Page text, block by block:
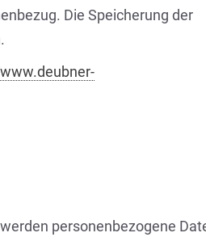
Die Speicherung der
werden personenbezogene